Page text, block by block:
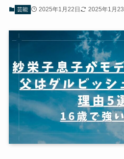
芸能 2025年1月22日 2025年1月23